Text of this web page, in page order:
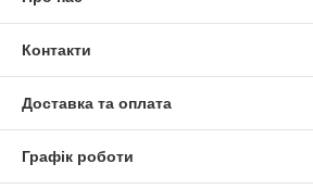
Контакти
Доставка та оплата
Графік роботи